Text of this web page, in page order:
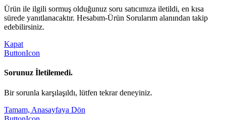
Ürün ile ilgili sormuş olduğunuz soru satıcımıza iletildi, en kısa
sürede yanıtlanacaktır. Hesabım-Ürün Sorularım alanından takip
edebilirsiniz.
Kapat
ButtonIcon
Sorunuz İletilemedi.
Bir sorunla karşılaşıldı, lütfen tekrar deneyiniz.
Tamam, Anasayfaya Dön